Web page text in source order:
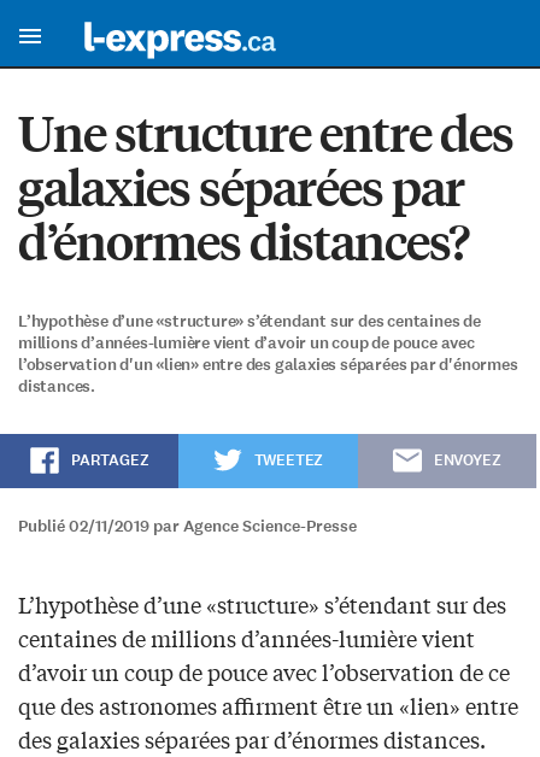
Une structure entre des
galaxies séparées par
d’énormes distances?
L’hypothèse d’une «structure» s’étendant sur des centaines de
millions d’années-lumière vient d’avoir un coup de pouce avec
l’observation d'un «lien» entre des galaxies séparées par d'énormes
distances.
PARTAGEZ TWEETEZ ENVOYEZ
Publié 02/11/2019 par Agence Science-Presse
L’hypothèse d’une «structure» s’étendant sur des
centaines de millions d’années-lumière vient
d’avoir un coup de pouce avec l’observation de ce
que des astronomes affirment être un «lien» entre
des galaxies séparées par d’énormes distances.